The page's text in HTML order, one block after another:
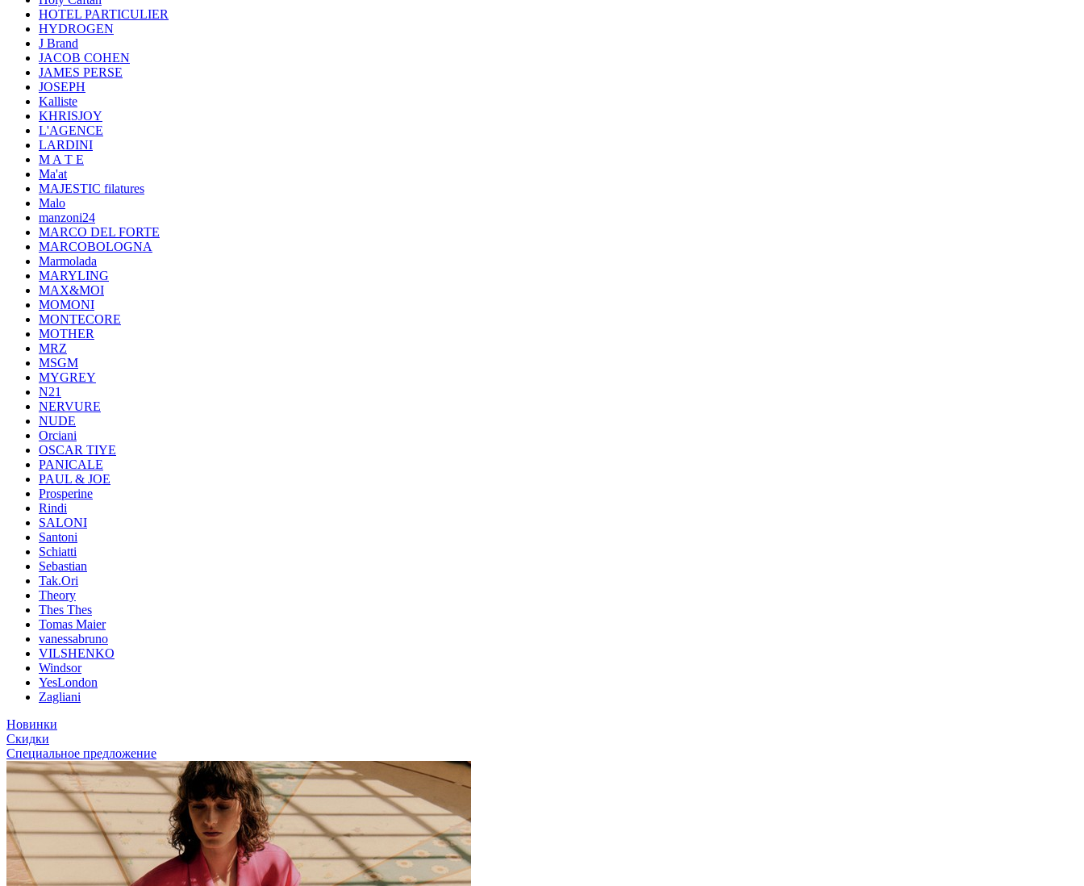
HOTEL PARTICULIER
HYDROGEN
J Brand
JACOB COHEN
JAMES PERSE
JOSEPH
Kalliste
KHRISJOY
L'AGENCE
LARDINI
M A T E
Ma'at
MAJESTIC filatures
Malo
manzoni24
MARCO DEL FORTE
MARCOBOLOGNA
Marmolada
MARYLING
MAX&MOI
MOMONI
MONTECORE
MOTHER
MRZ
MSGM
MYGREY
N21
NERVURE
NUDE
Orciani
OSCAR TIYE
PANICALE
PAUL & JOE
Prosperine
Rindi
SALONI
Santoni
Schiatti
Sebastian
Tak.Ori
Theory
Thes Thes
Tomas Maier
vanessabruno
VILSHENKO
Windsor
YesLondon
Zagliani
Новинки
Скидки
Специальное предложение